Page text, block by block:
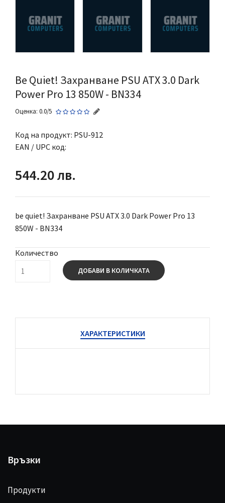
Be Quiet! Захранване PSU ATX 3.0 Dark
Power Pro 13 850W - BN334
Оценка: 0.0/5
Код на продукт: PSU-912
EAN / UPC код:
544.20 лв.
be quiet! Захранване PSU ATX 3.0 Dark Power Pro 13
850W - BN334
Количество
ДОБАВИ В КОЛИЧКАТА
ХАРАКТЕРИСТИКИ
Връзки
Продукти